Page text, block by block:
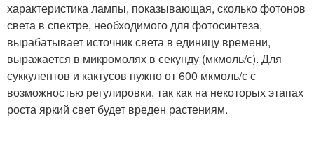
характеристика лампы, показывающая, сколько фотонов
света в спектре, необходимого для фотосинтеза,
вырабатывает источник света в единицу времени,
выражается в микромолях в секунду (мкмоль/с). Для
суккулентов и кактусов нужно от 600 мкмоль/с с
возможностью регулировки, так как на некоторых этапах
роста яркий свет будет вреден растениям.